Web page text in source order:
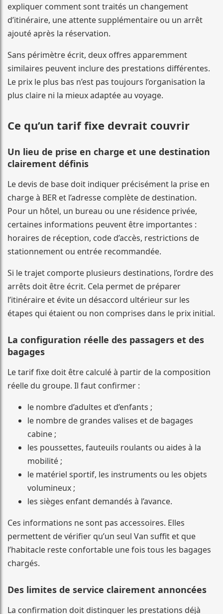
expliquer comment sont traités un changement
d’itinéraire, une attente supplémentaire ou un arrêt
ajouté après la réservation.
Sans périmètre écrit, deux offres apparemment
similaires peuvent inclure des prestations différentes.
Le prix le plus bas n’est pas toujours l’organisation la
plus claire ni la mieux adaptée au voyage.
Ce qu’un tarif fixe devrait couvrir
Un lieu de prise en charge et une destination
clairement définis
Le devis de base doit indiquer précisément la prise en
charge à BER et l’adresse complète de destination.
Pour un hôtel, un bureau ou une résidence privée,
certaines informations peuvent être importantes :
horaires de réception, code d’accès, restrictions de
stationnement ou entrée recommandée.
Si le trajet comporte plusieurs destinations, l’ordre des
arrêts doit être écrit. Cela permet de préparer
l’itinéraire et évite un désaccord ultérieur sur les
étapes qui étaient ou non comprises dans le prix initial.
La configuration réelle des passagers et des
bagages
Le tarif fixe doit être calculé à partir de la composition
réelle du groupe. Il faut confirmer :
le nombre d’adultes et d’enfants ;
le nombre de grandes valises et de bagages
cabine ;
les poussettes, fauteuils roulants ou aides à la
mobilité ;
le matériel sportif, les instruments ou les objets
volumineux ;
les sièges enfant demandés à l’avance.
Ces informations ne sont pas accessoires. Elles
permettent de vérifier qu’un seul Van suffit et que
l’habitacle reste confortable une fois tous les bagages
chargés.
Des limites de service clairement annoncées
La confirmation doit distinguer les prestations déjà